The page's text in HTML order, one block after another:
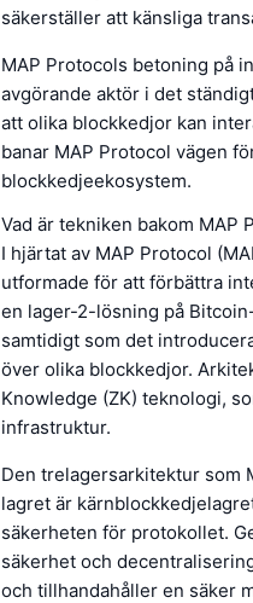
säkerställer att känsliga
MAP Protocols betoning på
avgörande aktör i det
att olika blockkedjor kan
banar MAP Protocol vägen
blockkedjeekosystem.
Vad är tekniken bakom MAP
I hjärtat av MAP Protocol
utformade för att förbättra
en lager-2-lösning på
samtidigt som det
över olika blockkedjor.
Knowledge (ZK) teknologi,
infrastruktur.
Den trelagersarkitektur som
lagret är
säkerheten för protokollet.
säkerhet och
och tillhandahåller en säker